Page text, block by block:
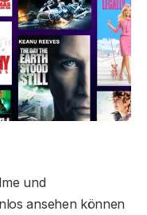
und
ansehen können